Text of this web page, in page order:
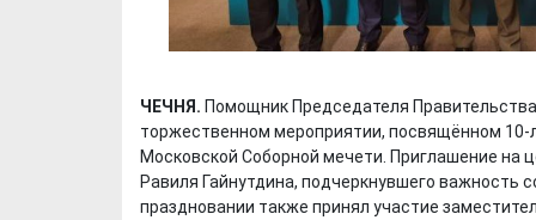
ЧЕЧНЯ. Помощник Председателя
торжественном мероприятии, посвящённом
Московской Соборной мечети. Приглашение на
Равиля Гайнутдина, подчеркнувшего
праздновании также принял участие